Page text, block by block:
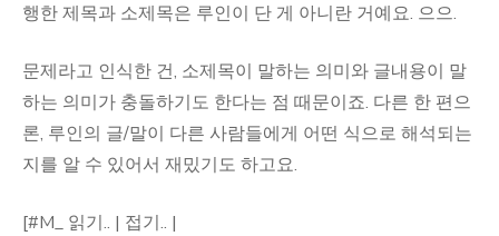
행한 제목과 소제목은 루인이 단 게 아니란 거예요. 으으.
문제라고 인식한 건, 소제목이 말하는 의미와 글내용이 말
하는 의미가 충돌하기도 한다는 점 때문이죠. 다른 한 편으
론, 루인의 글/말이 다른 사람들에게 어떤 식으로 해석되는
지를 알 수 있어서 재밌기도 하고요.
[#M_ 읽기.. | 접기.. |